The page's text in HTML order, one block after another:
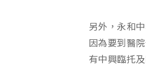
另外，永和
因為要到醫
有中興臨托